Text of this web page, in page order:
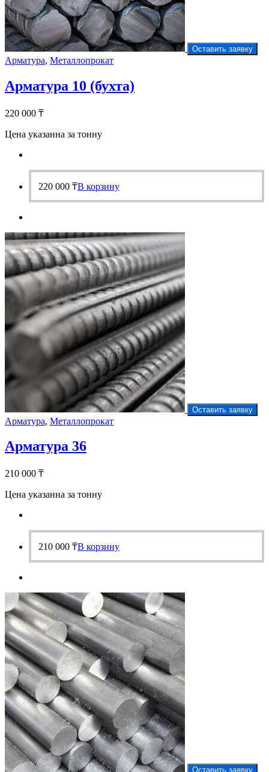
Оставить заявку
Арматура, Металлопрокат
Арматура 10 (бухта)
220 000 ₸
Цена указанна за тонну
220 000 ₸В корзину
Оставить заявку
Арматура, Металлопрокат
Арматура 36
210 000 ₸
Цена указанна за тонну
210 000 ₸В корзину
Оставить заявку